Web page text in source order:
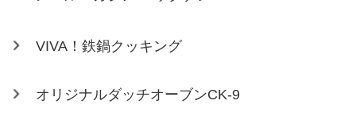
VIVA！鉄鍋クッキング
オリジナルダッチオーブンCK-9